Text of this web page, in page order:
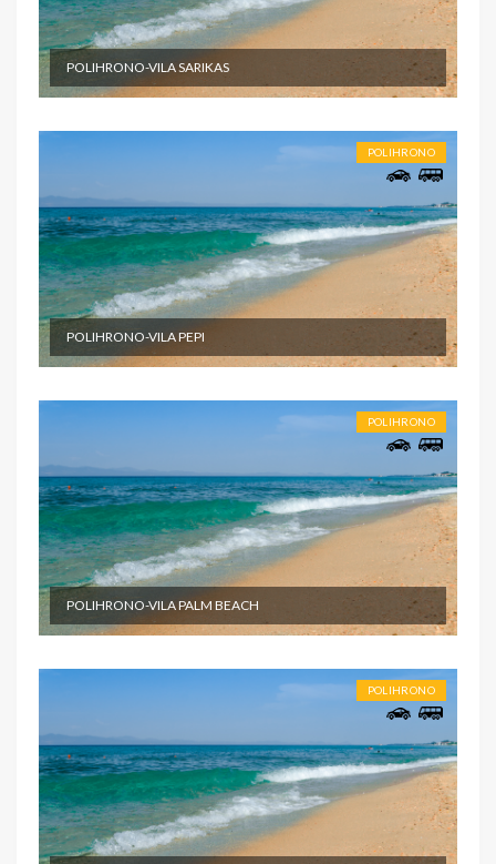
POLIHRONO-VILA SARIKAS
POLIHRONO
POLIHRONO-VILA PEPI
POLIHRONO
POLIHRONO-VILA PALM BEACH
POLIHRONO